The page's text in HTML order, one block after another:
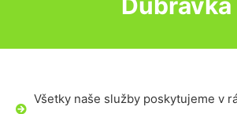
Všetky naše služby poskytujeme v